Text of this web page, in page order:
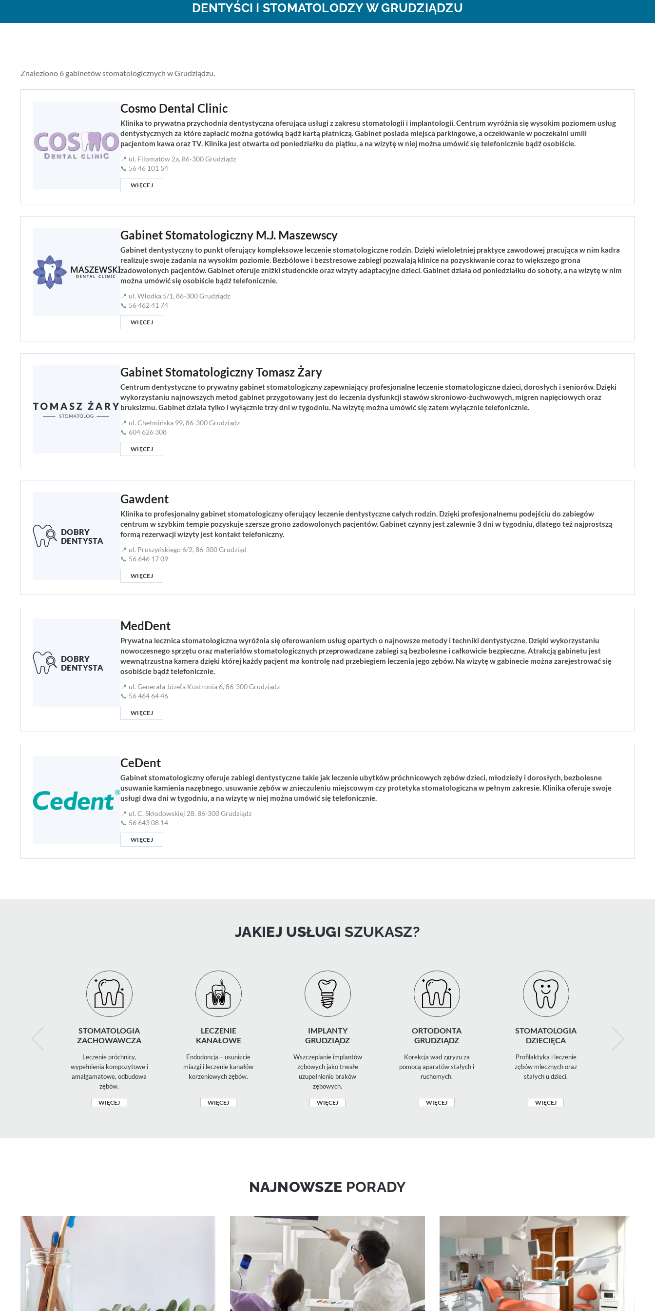
DENTYŚCI I STOMATOLODZY W GRUDZIĄDZU
Znaleziono 6 gabinetów stomatologicznych w Grudziądzu.
Cosmo Dental Clinic
Klinika to prywatna przychodnia dentystyczna oferująca usługi z zakresu stomatologii i implantologii. Centrum wyróżnia się wysokim poziomem usług
dentystycznych za które zapłacić można gotówką bądź kartą płatniczą. Gabinet posiada miejsca parkingowe, a oczekiwanie w poczekalni umili
pacjentom kawa oraz TV. Klinika jest otwarta od poniedziałku do piątku, a na wizytę w niej można umówić się telefonicznie bądź osobiście.
📍 ul. Filomatów 2a, 86-300 Grudziądz
📞 56 46 101 54
WIĘCEJ
Gabinet Stomatologiczny M.J. Maszewscy
Gabinet dentystyczny to punkt oferujący kompleksowe leczenie stomatologiczne rodzin. Dzięki wieloletniej praktyce zawodowej pracująca w nim kadra
realizuje swoje zadania na wysokim poziomie. Bezbólowe i bezstresowe zabiegi pozwalają klinice na pozyskiwanie coraz to większego grona
zadowolonych pacjentów. Gabinet oferuje zniżki studenckie oraz wizyty adaptacyjne dzieci. Gabinet działa od poniedziałku do soboty, a na wizytę w nim
można umówić się osobiście bądź telefonicznie.
📍 ul. Włodka 5/1, 86-300 Grudziądz
📞 56 462 41 74
WIĘCEJ
Gabinet Stomatologiczny Tomasz Żary
Centrum dentystyczne to prywatny gabinet stomatologiczny zapewniający profesjonalne leczenie stomatologiczne dzieci, dorosłych i seniorów. Dzięki
wykorzystaniu najnowszych metod gabinet przygotowany jest do leczenia dysfunkcji stawów skroniowo-żuchwowych, migren napięciowych oraz
bruksizmu. Gabinet działa tylko i wyłącznie trzy dni w tygodniu. Na wizytę można umówić się zatem wyłącznie telefonicznie.
📍 ul. Chełmińska 99, 86-300 Grudziądz
📞 604 626 308
WIĘCEJ
Gawdent
Klinika to profesjonalny gabinet stomatologiczny oferujący leczenie dentystyczne całych rodzin. Dzięki profesjonalnemu podejściu do zabiegów
centrum w szybkim tempie pozyskuje szersze grono zadowolonych pacjentów. Gabinet czynny jest zalewnie 3 dni w tygodniu, dlatego też najprostszą
formą rezerwacji wizyty jest kontakt telefoniczny.
📍 ul. Pruszyńskiego 6/2, 86-300 Grudziąd
📞 56 646 17 09
WIĘCEJ
MedDent
Prywatna lecznica stomatologiczna wyróżnia się oferowaniem usług opartych o najnowsze metody i techniki dentystyczne. Dzięki wykorzystaniu
nowoczesnego sprzętu oraz materiałów stomatologicznych przeprowadzane zabiegi są bezbolesne i całkowicie bezpieczne. Atrakcją gabinetu jest
wewnątrzustna kamera dzięki której każdy pacjent ma kontrolę nad przebiegiem leczenia jego zębów. Na wizytę w gabinecie można zarejestrować się
osobiście bądź telefonicznie.
📍 ul. Generała Józefa Kustronia 6, 86-300 Grudziądz
📞 56 464 64 46
WIĘCEJ
CeDent
Gabinet stomatologiczny oferuje zabiegi dentystyczne takie jak leczenie ubytków próchnicowych zębów dzieci, młodzieży i dorosłych, bezbolesne
usuwanie kamienia nazębnego, usuwanie zębów w znieczuleniu miejscowym czy protetyka stomatologiczna w pełnym zakresie. Klinika oferuje swoje
usługi dwa dni w tygodniu, a na wizytę w niej można umówić się telefonicznie.
📍 ul. C. Skłodowskiej 28, 86-300 Grudziądz
📞 56 643 08 14
WIĘCEJ
JAKIEJ USŁUGI SZUKASZ?
STOMATOLOGIA
ZACHOWAWCZA
Leczenie próchnicy,
wypełnienia kompozytowe i
amalgamatowe, odbudowa
zębów.
WIĘCEJ
LECZENIE
KANAŁOWE
Endodoncja – usunięcie
miazgi i leczenie kanałów
korzeniowych zębów.
WIĘCEJ
IMPLANTY
GRUDZIĄDZ
Wszczepianie implantów
zębowych jako trwałe
uzupełnienie braków
zębowych.
WIĘCEJ
ORTODONTA
GRUDZIĄDZ
Korekcja wad zgryzu za
pomocą aparatów stałych i
ruchomych.
WIĘCEJ
STOMATOLOGIA
DZIECIĘCA
Profilaktyka i leczenie
zębów mlecznych oraz
stałych u dzieci.
WIĘCEJ
NAJNOWSZE PORADY